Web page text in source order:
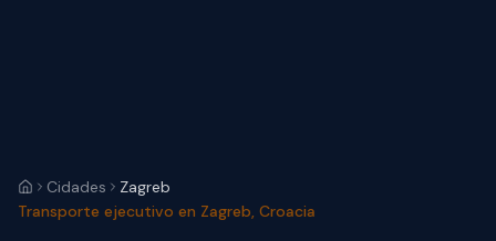
Cidades
Zagreb
Transporte ejecutivo en Zagreb, Croacia